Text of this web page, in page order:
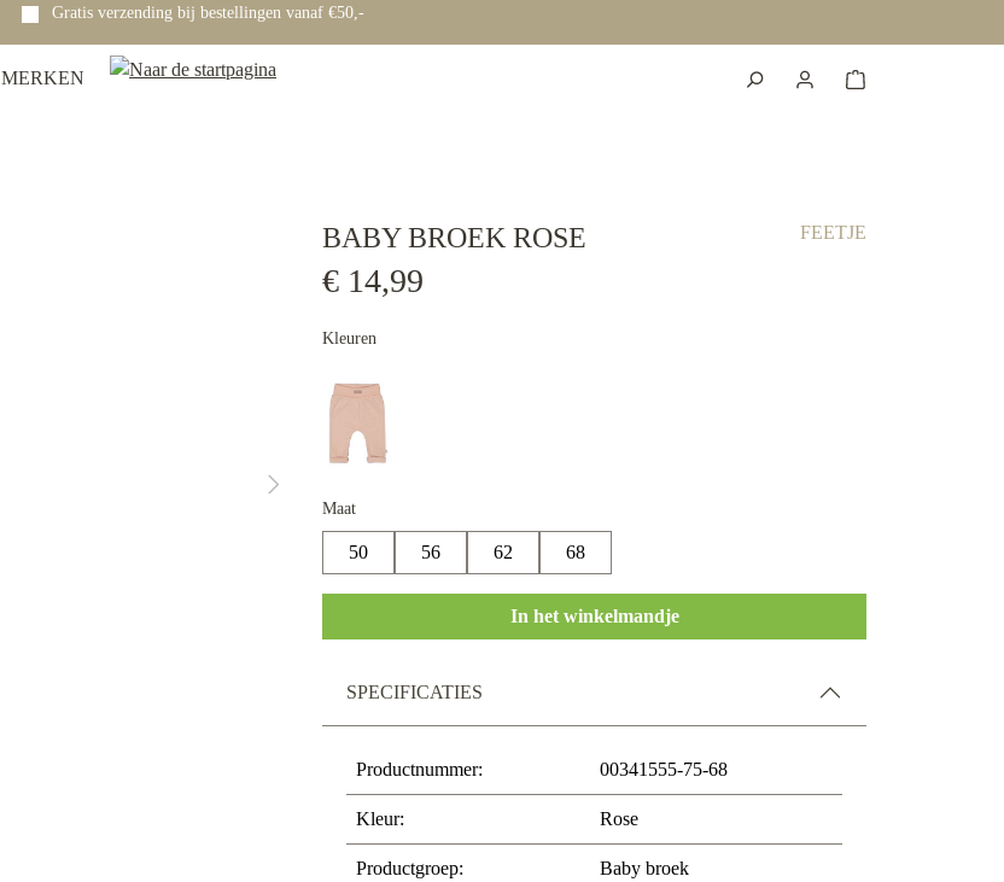
Gratis verzending bij bestellingen vanaf €50,-
MERKEN
BABY BROEK ROSE FEETJE
€ 14,99
Kleuren
Maat
50 56 62 68
In het winkelmandje
SPECIFICATIES
Productnummer: 00341555-75-68
Kleur: Rose
Productgroep: Baby broek